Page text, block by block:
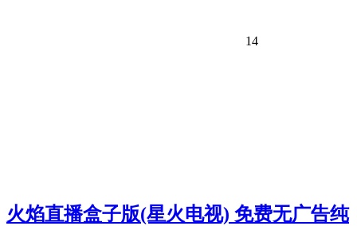
14
火焰直播盒子版(星火电视) 免费无广告纯